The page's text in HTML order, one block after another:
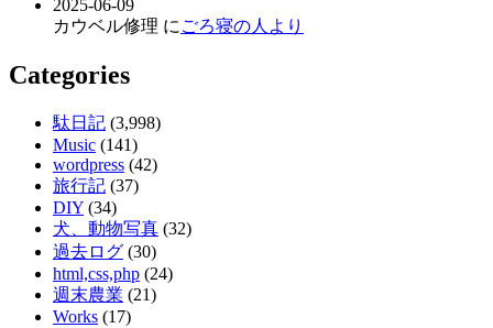
2025-06-09
カウベル修理 に ごろ寝の人より
Categories
駄日記 (3,998)
Music (141)
wordpress (42)
旅行記 (37)
DIY (34)
犬、動物写真 (32)
過去ログ (30)
html,css,php (24)
週末農業 (21)
Works (17)